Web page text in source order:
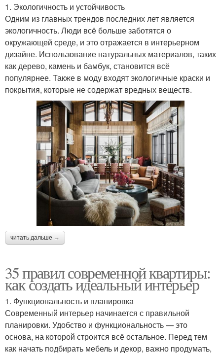
1. Экологичность и устойчивость
Одним из главных трендов последних лет является
экологичность. Люди всё больше заботятся о
окружающей среде, и это отражается в интерьерном
дизайне. Использование натуральных материалов, таких
как дерево, камень и бамбук, становится всё
популярнее. Также в моду входят экологичные краски и
покрытия, которые не содержат вредных веществ.
читать дальше →
35 правил современной квартиры:
как создать идеальный интерьер
1. Функциональность и планировка
Современный интерьер начинается с правильной
планировки. Удобство и функциональность — это
основа, на которой строится всё остальное. Перед тем
как начать подбирать мебель и декор, важно продумать,